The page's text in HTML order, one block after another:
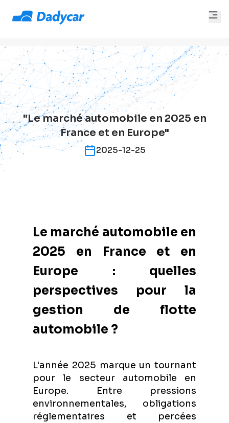
"Le marché automobile en 2025 en
France et en Europe"
2025-12-25
Le marché automobile en
2025 en France et en
Europe : quelles
perspectives pour la
gestion de flotte
automobile ?
L'année 2025 marque un tournant
pour le secteur automobile en
Europe. Entre pressions
environnementales, obligations
réglementaires et percées